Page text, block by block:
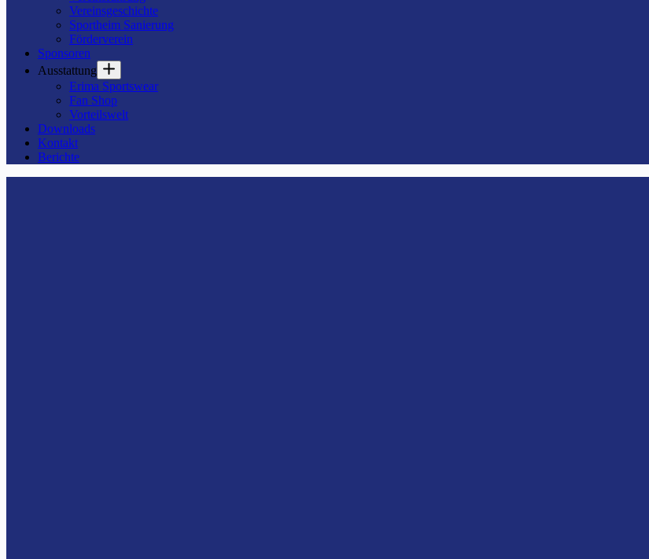
Vereinsgeschichte
Sportheim Sanierung
Förderverein
Sponsoren
Ausstattung
Erima Sportswear
Fan Shop
Vorteilswelt
Downloads
Kontakt
Berichte